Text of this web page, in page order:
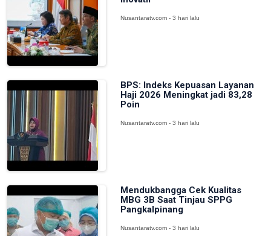
Nusantaratv.com - 3 hari lalu
BPS: Indeks Kepuasan Layanan
Haji 2026 Meningkat jadi 83,28
Poin
Nusantaratv.com - 3 hari lalu
Mendukbangga Cek Kualitas
MBG 3B Saat Tinjau SPPG
Pangkalpinang
Nusantaratv.com - 3 hari lalu